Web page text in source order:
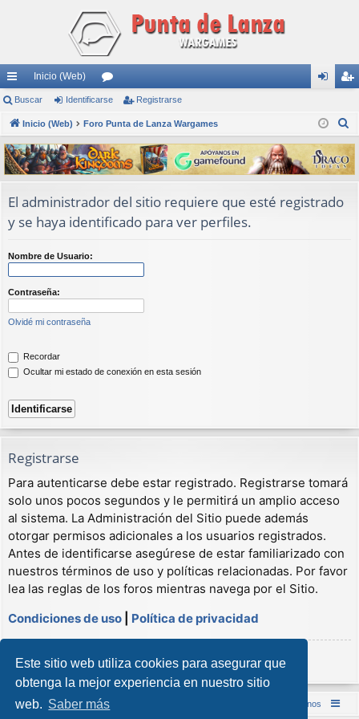
Este sitio web utiliza cookies para asegurar que
obtenga la mejor experiencia en nuestro sitio
web. Saber más
nl
ac
es
rá
pi
do
Inicio (Web)
or
os nti
fic
ar
ist
ra
rs
Buscar Identificarse Registrarse
Inicio (Web) Foro Punta de Lanza Wargames
s
c
El administrador del sitio requiere que esté registrado
y se haya identificado para ver perfiles.
Nombre de Usuario:
Contraseña:
Olvidé mi contraseña
Recordar
Ocultar mi estado de conexión en esta sesión
Registrarse
Para autenticarse debe estar registrado. Registrarse tomará
solo unos pocos segundos y le permitirá un amplio acceso
al sistema. La Administración del Sitio puede además
otorgar permisos adicionales a los usuarios registrados.
Antes de identificarse asegúrese de estar familiarizado con
nuestros términos de uso y políticas relacionadas. Por favor
lea las reglas de los foros mientras navega por el Sitio.
Condiciones de uso
Política de privacidad
Registrarse
Inicio (Web) Foro Punta de Lanza Wargames Contáctenos